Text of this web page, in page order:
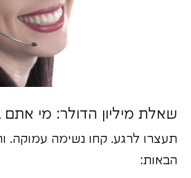
שאלת מיליון הדולר: מי
תעצרו לרגע. קחו נשימה עמוקה.
הבאות: